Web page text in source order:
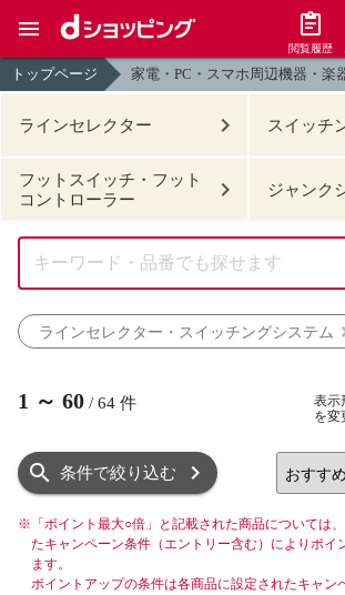
閲覧履歴
トップページ 家電・PC・スマホ周辺機器・楽
ラインセレクター スイッチ
フットスイッチ・フット
コントローラー
ジャンク
ラインセレクター・スイッチングシステム
1 ～ 60 / 64 件
表示
を変
条件で絞り込む
※ 「ポイント最大○倍」と記載された商品については
たキャンペーン条件（エントリー含む）によりポイ
ます。
ポイントアップの条件は各商品に設定されたキャン